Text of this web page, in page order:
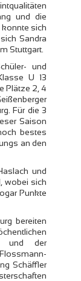
und die
konnte sich
Sandra
Stuttgart.
und
U 13
Plätze 2, 4
Für die 3
Saison
bestes
an den
und
wobei sich
Punkte
bereiten
und der
Schäffler